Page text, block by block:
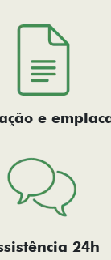
e
24h